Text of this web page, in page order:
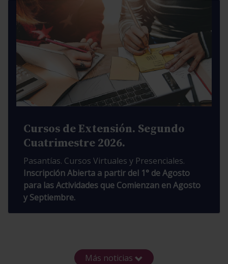
Cursos de Extensión. Segundo
Cuatrimestre 2026.
Pasantías. Cursos Virtuales y Presenciales.
Inscripción Abierta a partir del 1° de Agosto
para las Actividades que Comienzan en Agosto
y Septiembre.
Más noticias